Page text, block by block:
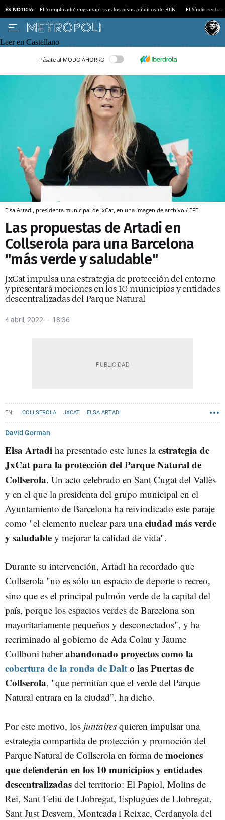
ES NOTICIA: El ‘complicado’ engranaje tras los pisos públicos de BCN El Síndic
Leer en Castellano
Pásate al MODO AHORRO
Elsa Artadi, presidenta municipal de JxCat, en una imagen de archivo / EFE
Las propuestas de Artadi en
Collserola para una Barcelona
"más verde y saludable"
JxCat impulsa una estrategia de protección del entorno
y presentará mociones en los 10 municipios y entidades
descentralizadas del Parque Natural
4 abril, 2022 18:36
COLLSEROLA JXCAT ELSA ARTADI
David Gorman
Elsa Artadi ha presentado este lunes laestrategia de
JxCat para la protección del Parque Natural de
Collserola. Un acto celebrado en Sant Cugat del Vallès
y en el que la presidenta del grupo municipal en el
Ayuntamiento de Barcelona ha reivindicado este paraje
como "el elemento nuclear para unaciudad más verde
y saludable y mejorar la calidad de vida".
Durante su intervención, Artadi ha recordado que
Collserola "no es sólo un espacio de deporte o recreo,
sino que es el principal pulmón verde de la capital del
país, porque los espacios verdes de Barcelona son
mayoritariamente pequeños y desconectados", y ha
recriminado al gobierno de Ada Colau y Jaume
Collboni haberabandonado proyectos como la
cobertura de la ronda de Dalto las Puertas de
Collserola, "que permitían que el verde del Parque
Natural entrara en la ciudad”, ha dicho.
Por este motivo, los juntaires quieren impulsar una
estrategia compartida de protección y promoción del
Parque Natural de Collserola en forma de mociones
que defenderán en los 10 municipios y entidades
descentralizadas del territorio: El Papiol, Molins de
Rei, Sant Feliu de Llobregat, Esplugues de Llobregat,
Sant Just Desvern, Montcada i Reixac, Cerdanyola del